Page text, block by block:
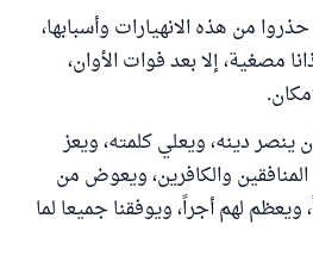
من هذه الانهيارات وأسبابها،
مصغية، إلا بعد فوات الأوان،
ينصر دينه، ويعلي كلمته، ويعز
والكافرين، ويعوض من
لهم أجراً، ويوفقنا جميعا لما